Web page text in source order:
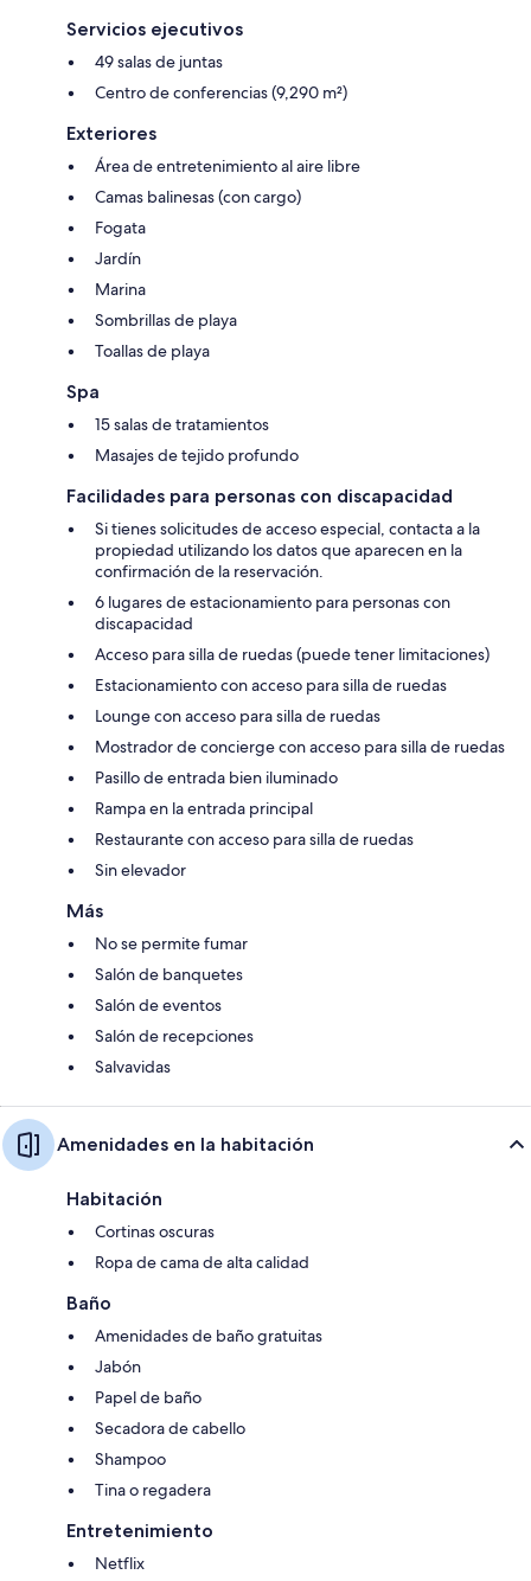
Servicios ejecutivos
49 salas de juntas
Centro de conferencias (9,290 m²)
Exteriores
Área de entretenimiento al aire libre
Camas balinesas (con cargo)
Fogata
Jardín
Marina
Sombrillas de playa
Toallas de playa
Spa
15 salas de tratamientos
Masajes de tejido profundo
Facilidades para personas con discapacidad
Si tienes solicitudes de acceso especial, contacta a la
propiedad utilizando los datos que aparecen en la
confirmación de la reservación.
6 lugares de estacionamiento para personas con
discapacidad
Acceso para silla de ruedas (puede tener limitaciones)
Estacionamiento con acceso para silla de ruedas
Lounge con acceso para silla de ruedas
Mostrador de concierge con acceso para silla de ruedas
Pasillo de entrada bien iluminado
Rampa en la entrada principal
Restaurante con acceso para silla de ruedas
Sin elevador
Más
No se permite fumar
Salón de banquetes
Salón de eventos
Salón de recepciones
Salvavidas
Amenidades en la habitación
Habitación
Cortinas oscuras
Ropa de cama de alta calidad
Baño
Amenidades de baño gratuitas
Jabón
Papel de baño
Secadora de cabello
Shampoo
Tina o regadera
Entretenimiento
Netflix